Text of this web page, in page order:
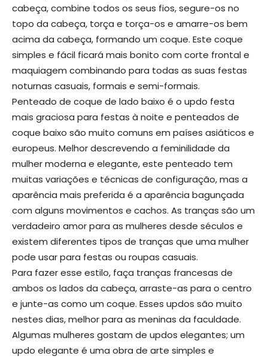
cabeça, combine todos os seus fios, segure-os no
topo da cabeça, torça e torça-os e amarre-os bem
acima da cabeça, formando um coque. Este coque
simples e fácil ficará mais bonito com corte frontal e
maquiagem combinando para todas as suas festas
noturnas casuais, formais e semi-formais.
Penteado de coque de lado baixo é o updo festa
mais graciosa para festas à noite e penteados de
coque baixo são muito comuns em países asiáticos e
europeus. Melhor descrevendo a feminilidade da
mulher moderna e elegante, este penteado tem
muitas variações e técnicas de configuração, mas a
aparência mais preferida é a aparência bagunçada
com alguns movimentos e cachos. As tranças são um
verdadeiro amor para as mulheres desde séculos e
existem diferentes tipos de tranças que uma mulher
pode usar para festas ou roupas casuais.
Para fazer esse estilo, faça tranças francesas de
ambos os lados da cabeça, arraste-as para o centro
e junte-as como um coque. Esses updos são muito
nestes dias, melhor para as meninas da faculdade.
Algumas mulheres gostam de updos elegantes; um
updo elegante é uma obra de arte simples e